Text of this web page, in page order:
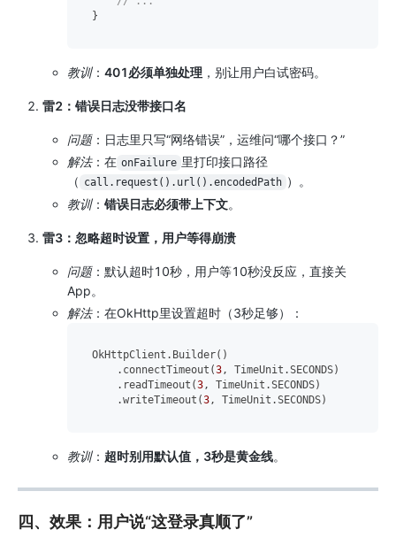
教训： 401必须单独处理 ，别让用户白试密码。
雷2：错误日志没带接口名
问题：日志里只写“网络错误”，运维问“哪个接口？”
解法：在 onFailure 里打印接口路径
（ call.request().url().encodedPath ）。
教训： 错误日志必须带上下文。
雷3：忽略超时设置，用户等得崩溃
问题：默认超时10秒，用户等10秒没反应，直接关
App。
解法：在OkHttp里设置超时（3秒足够）：
OkHttpClient.Builder()
    .connectTimeout(
3, TimeUnit.SECONDS)
    .readTimeout(
3, TimeUnit.SECONDS)
    .writeTimeout(
3
教训： 超时别用默认值，3秒是黄金线。
四、效果：用户说“这登录真顺了”